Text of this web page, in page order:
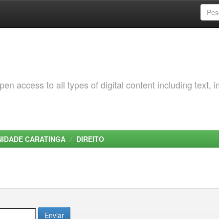
access to all types of digital content including text,
CARATINGA DIREITO